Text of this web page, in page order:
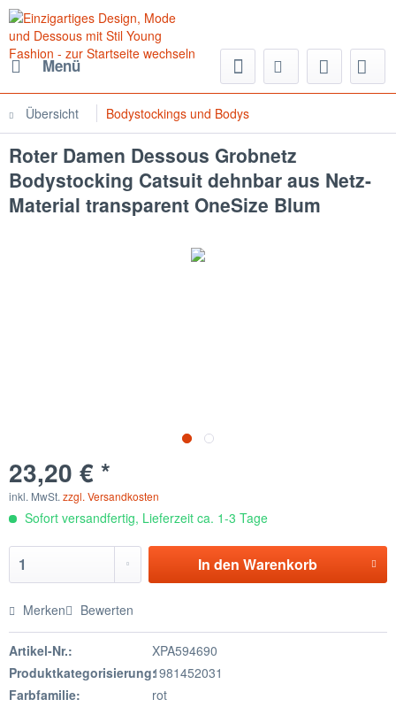
Menü
Übersicht Bodystockings und Bodys
Roter Damen Dessous Grobnetz
Bodystocking Catsuit dehnbar aus Netz-
Material transparent OneSize Blum
23,20 € *
inkl. MwSt. zzgl. Versandkosten
Sofort versandfertig, Lieferzeit ca. 1-3 Tage
In den Warenkorb
Merken Bewerten
Artikel-Nr.:
XPA594690
Produktkategorisierung:1981452031
Farbfamilie:
rot